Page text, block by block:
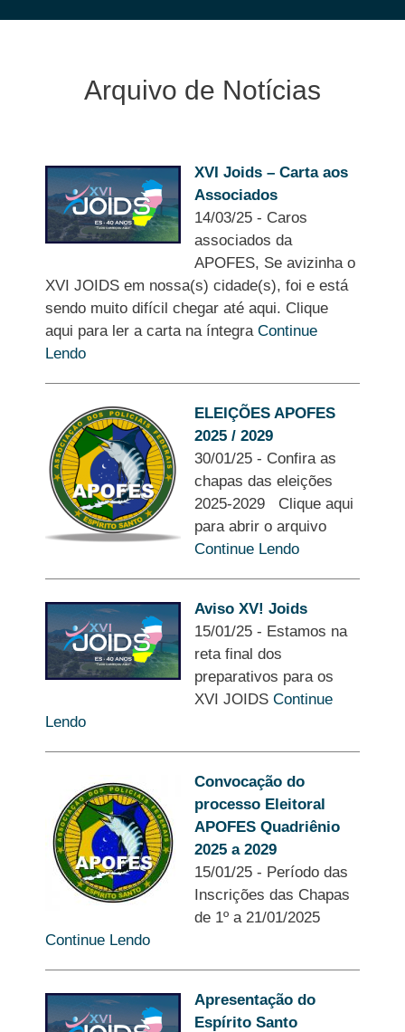
Arquivo de Notícias
XVI Joids – Carta aos
Associados
14/03/25 - Caros
associados da
APOFES, Se avizinha o
XVI JOIDS em nossa(s) cidade(s), foi e está
sendo muito difícil chegar até aqui. Clique
aqui para ler a carta na íntegra Continue
Lendo
ELEIÇÕES APOFES
2025 / 2029
30/01/25 - Confira as
chapas das eleições
2025-2029 Clique aqui
para abrir o arquivo
Continue Lendo
Aviso XV! Joids
15/01/25 - Estamos na
reta final dos
preparativos para os
XVI JOIDS Continue
Lendo
Convocação do
processo Eleitoral
APOFES Quadriênio
2025 a 2029
15/01/25 - Período das
Inscrições das Chapas
de 1º a 21/01/2025
Continue Lendo
Apresentação do
Espírito Santo